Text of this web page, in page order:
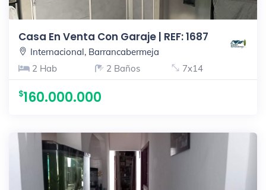
Casa En Venta Con Garaje | REF: 1687
Internacional, Barrancabermeja
2 Hab
2 Baños 7x14
160.000.000